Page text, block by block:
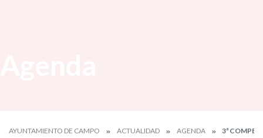
AYUNTAMIENTO DE CAMPO ACTUALIDAD AGENDA 3ª